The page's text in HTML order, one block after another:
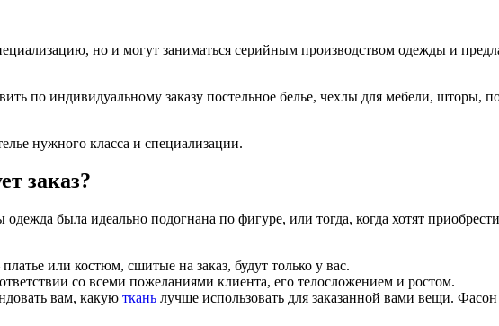
но и могут заниматься серийным производством одежды и
по индивидуальному заказу постельное белье, чехлы для мебели, шторы,
нужного класса и специализации.
заказ?
одежда была идеально подогнана по фигуре, или тогда, когда хотят
или костюм, сшитые на заказ, будут только у вас.
со всеми пожеланиями клиента, его телосложением и ростом.
вам, какую ткань лучше использовать для заказанной вами вещи.